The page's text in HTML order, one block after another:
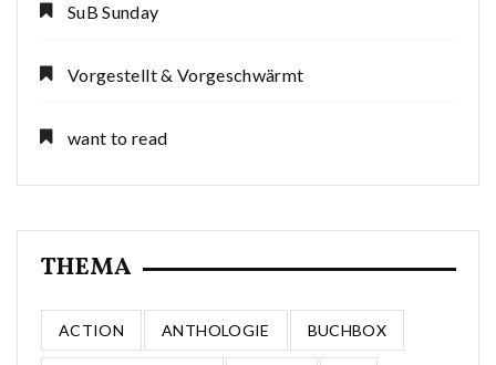
SuB Sunday
Vorgestellt & Vorgeschwärmt
want to read
THEMA
ACTION ANTHOLOGIE BUCHBOX